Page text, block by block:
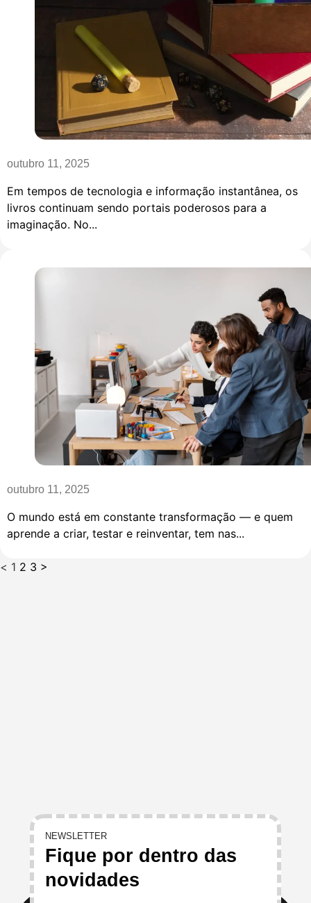
outubro 11, 2025
Em tempos de tecnologia e informação instantânea, os
livros continuam sendo portais poderosos para a
imaginação. No...
outubro 11, 2025
O mundo está em constante transformação — e quem
aprende a criar, testar e reinventar, tem nas...
< 1 2 3 >
NEWSLETTER
Fique por dentro das
novidades